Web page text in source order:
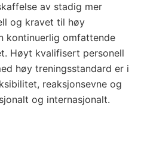
av stadig mer
og kravet til høy
kontinuerlig omfattende
Høyt kvalifisert personell
høy treningsstandard er i
reaksjonsevne og
og internasjonalt.